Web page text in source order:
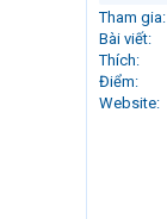
Tham gia
Bài viết
Thích
Điểm
Website